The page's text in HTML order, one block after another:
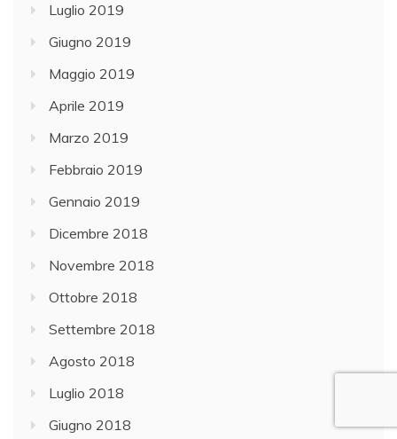
Luglio 2019
Giugno 2019
Maggio 2019
Aprile 2019
Marzo 2019
Febbraio 2019
Gennaio 2019
Dicembre 2018
Novembre 2018
Ottobre 2018
Settembre 2018
Agosto 2018
Luglio 2018
Giugno 2018